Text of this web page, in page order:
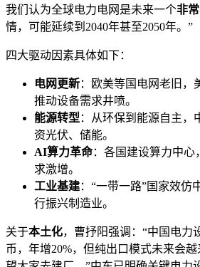
我们认为全球电力电网是未来一个非
情，可能延续到2040年甚至2050年。”
四大驱动因素具体如下：
电网更新：欧美等国电网老旧，
推动设备需求井喷。
能源转型：从环保到能源自主，
资光伏、储能。
AI算力革命：各国建设算力中
求激增。
工业基建：“一带一路”国家效仿
行振兴制造业。
关于本土化，曹抒阳强调：“中国电力
币，年增20%，但纯出口模式未来会